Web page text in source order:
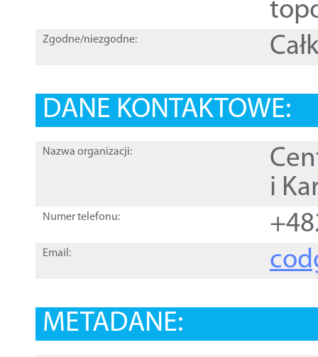
Zgodne/niezgodne:
DANE KONTAKTOWE:
Nazwa organizacji:
i
Numer telefonu:
Email:
METADANE: